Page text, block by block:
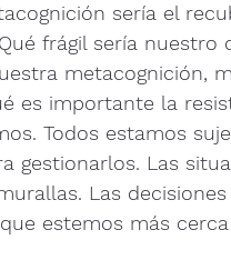
sería el
frágil sería
metacognición,
es importante la
Todos estamos
gestionarlos. Las
Las
estemos más